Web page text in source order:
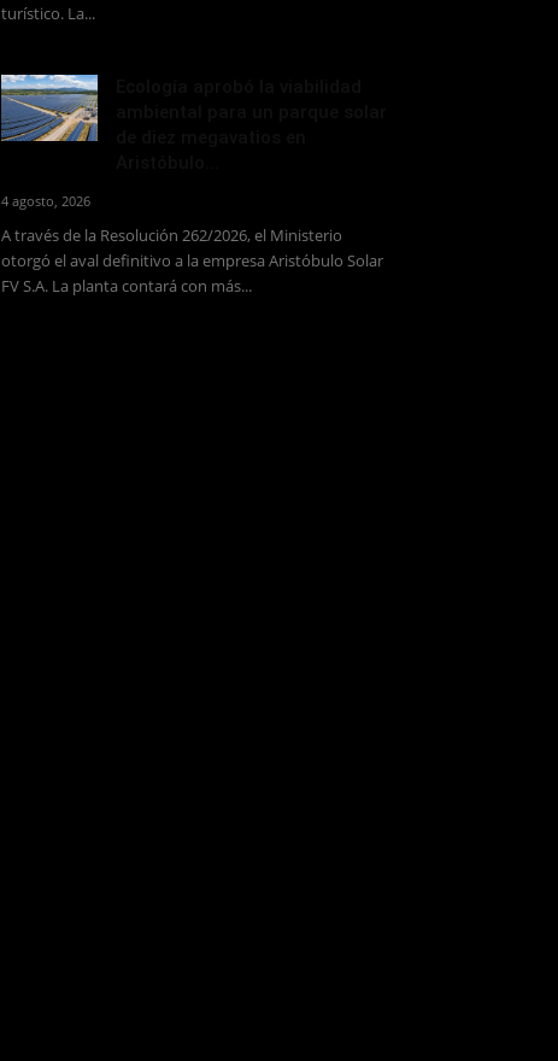
turístico. La...
4 agosto, 2026
A través de la Resolución 262/2026, el Ministerio
otorgó el aval definitivo a la empresa Aristóbulo Solar
FV S.A. La planta contará con más...